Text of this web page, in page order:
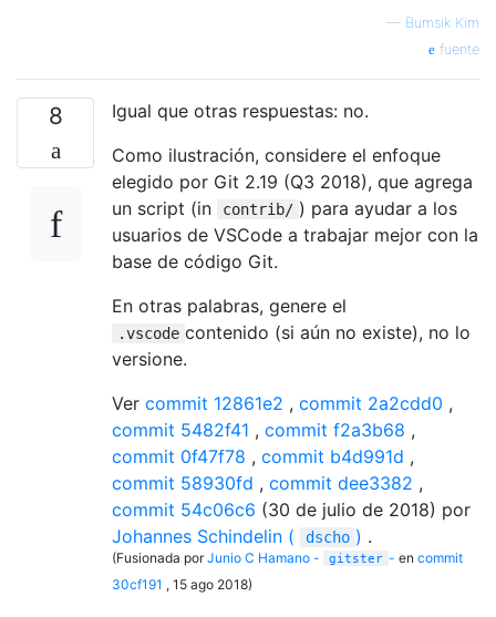
— Bumsik Kim
fuente
8
Igual que otras respuestas: no.
Como ilustración, considere el enfoque
elegido por Git 2.19 (Q3 2018), que agrega
un script (in
contrib/ ) para ayudar a los
usuarios de VSCode a trabajar mejor con la
base de código Git.
En otras palabras, genere el
.vscode contenido (si aún no existe), no lo
versione.
Ver commit 12861e2 , commit 2a2cdd0 ,
commit 5482f41 , commit f2a3b68 ,
commit 0f47f78 , commit b4d991d ,
commit 58930fd , commit dee3382 ,
commit 54c06c6 (30 de julio de 2018) por
Johannes Schindelin (
dscho ) .
(Fusionada porJunio ​​C Hamano - gitster - en commit
30cf191 , 15 ago 2018)